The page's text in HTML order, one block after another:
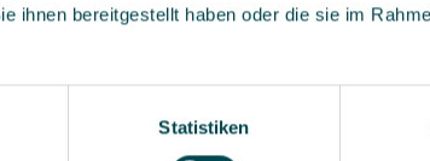
ihnen bereitgestellt haben oder die sie im
Statistiken
echte Interaktion mit deinen Gästen